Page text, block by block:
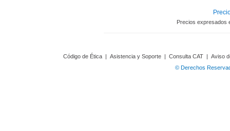
Precios expresados
Código de Ética | Asistencia y Soporte | Consulta CAT | Aviso
© Derechos